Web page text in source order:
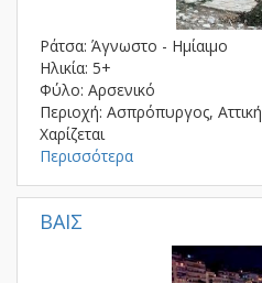
Ράτσα: Άγνωστο - Ημίαιμο
Ηλικία: 5+
Φύλο: Αρσενικό
Περιοχή: Ασπρόπυργος, Αττική
Χαρίζεται
Περισσότερα
ΒΑΙΣ